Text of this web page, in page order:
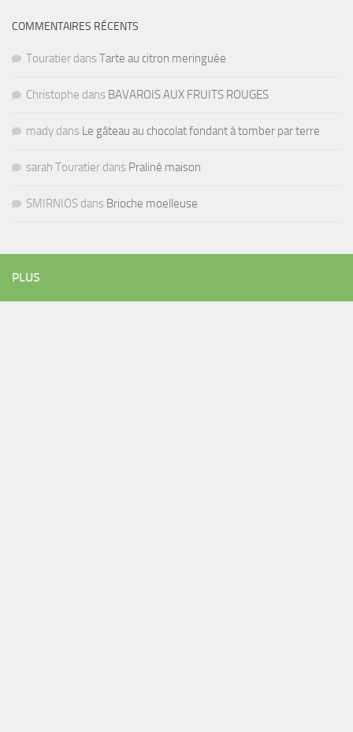
COMMENTAIRES RÉCENTS
Touratier dans Tarte au citron meringuée
Christophe dans BAVAROIS AUX FRUITS ROUGES
mady dans Le gâteau au chocolat fondant à tomber par terre
sarah Touratier dans Praliné maison
SMIRNIOS dans Brioche moelleuse
PLUS